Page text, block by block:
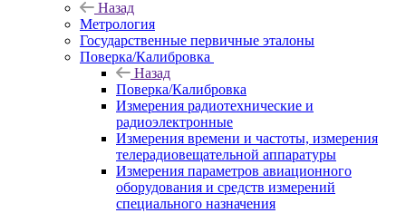
Назад
Метрология
Государственные первичные эталоны
Поверка/Калибровка
Назад
Поверка/Калибровка
Измерения радиотехнические и
радиоэлектронные
Измерения времени и частоты, измерения
телерадиовещательной аппаратуры
Измерения параметров авиационного
оборудования и средств измерений
специального назначения